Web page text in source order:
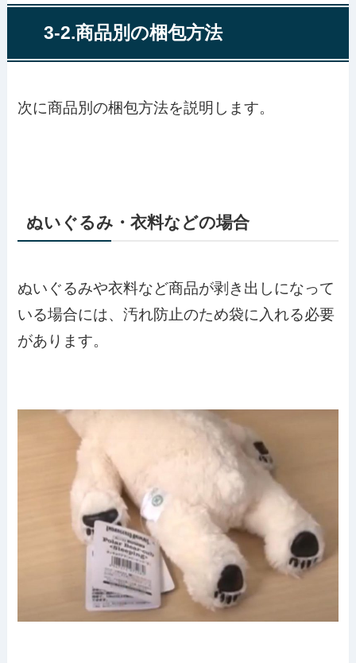
3-2.商品別の梱包方法
次に商品別の梱包方法を説明します。
ぬいぐるみ・衣料などの場合
ぬいぐるみや衣料など商品が剥き出しになって
いる場合には、汚れ防止のため袋に入れる必要
があります。